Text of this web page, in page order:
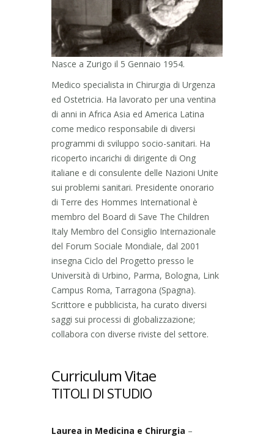
Nasce a Zurigo il 5 Gennaio 1954.
Medico specialista in Chirurgia di Urgenza
ed Ostetricia. Ha lavorato per una ventina
di anni in Africa Asia ed America Latina
come medico responsabile di diversi
programmi di sviluppo socio-sanitari. Ha
ricoperto incarichi di dirigente di Ong
italiane e di consulente delle Nazioni Unite
sui problemi sanitari. Presidente onorario
di Terre des Hommes International è
membro del Board di Save The Children
Italy Membro del Consiglio Internazionale
del Forum Sociale Mondiale, dal 2001
insegna Ciclo del Progetto presso le
Università di Urbino, Parma, Bologna, Link
Campus Roma, Tarragona (Spagna).
Scrittore e pubblicista, ha curato diversi
saggi sui processi di globalizzazione;
collabora con diverse riviste del settore.
Curriculum Vitae
TITOLI DI STUDIO
Laurea in Medicina e Chirurgia –